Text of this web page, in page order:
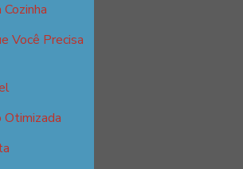
Você Precisa
Otimizada